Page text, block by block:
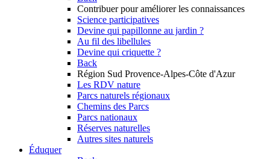
Contribuer pour améliorer les connaissances
Science participatives
Devine qui papillonne au jardin ?
Au fil des libellules
Devine qui criquette ?
Back
Région Sud Provence-Alpes-Côte d'Azur
Les RDV nature
Parcs naturels régionaux
Chemins des Parcs
Parcs nationaux
Réserves naturelles
Autres sites naturels
Éduquer